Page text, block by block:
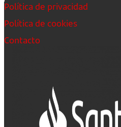
Política de privacidad
Política de cookies
Contacto